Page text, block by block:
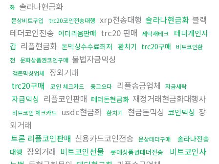
화 솔라나현금화
문상비트구입 trc20코인전송대행 xrp전송대행 솔라나현금화 블랙
테더코인전송 이더리움판매 trc20 판매 세탁재테크
테더개인지
갑 리플현금화 돈믹싱수수료최저 환치기 trc20구매
비트코인환
전 문화상품권코인구매 불법자금믹싱
검돈믹싱업체
장외거래
trc20구매
코인 체크카드 중고오다 리플송금업체 자금세탁
자금믹싱 리플코인판매 테더돈현금화 재정거래현금화대행사
비트코인 체크카드 usdc현금화 환치기 현금돈믹싱 코인믹싱 장
외거래
트론 리플코인판매 신용카드코인전송 문상테더구매
솔라나전송
대행 장외거래 비트코인선물 롯데상품권테더전송
비트코인사